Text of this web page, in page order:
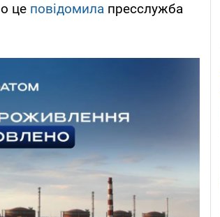
це повідомила пресслужба